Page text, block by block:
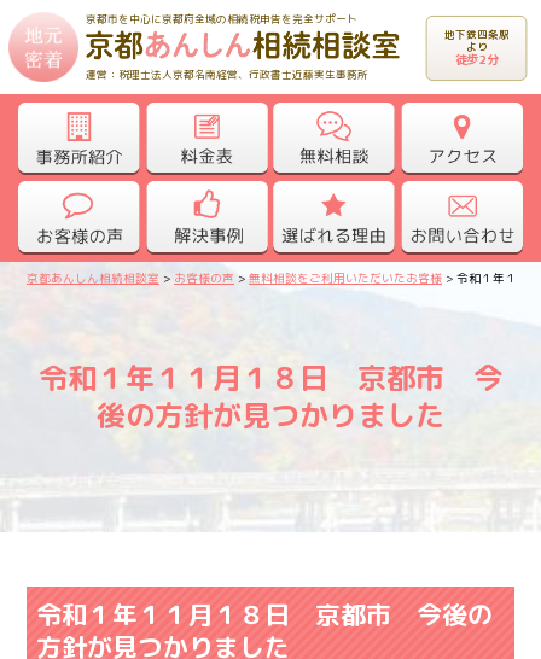
京都市を中心に京都府全域の相続税申告を完全サポート
運営：税理士法人京都名南経営、行政書士近藤実生事務所
地下鉄四条駅
より
徒歩2分
京都あんしん相続相談室 > お客様の声 >無料相談をご利用いただいたお客様 >令和１年１１
令和１年１１月１８日 京都市 今
後の方針が見つかりました
令和１年１１月１８日 京都市 今後の
方針が見つかりました